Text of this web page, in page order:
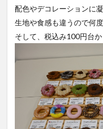
配色やデコレーションに
生地や食感も違うので何
そして、税込み100円台